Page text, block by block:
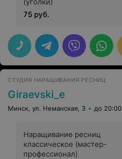
75 руб.
СТУДИЯ НАРАЩИВАНИЯ РЕСНИЦ
Giraevski_e
Минск, ул. Неманская, 3 до 20:00
Наращивание ресниц
классическое (мастер-
профессионал)